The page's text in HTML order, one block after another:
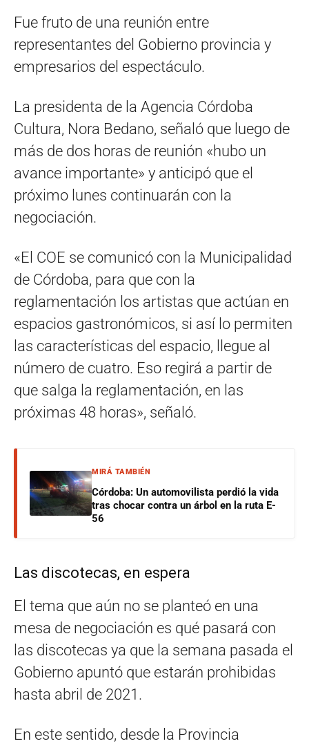
Fue fruto de una reunión entre
representantes del Gobierno provincia y
empresarios del espectáculo.
La presidenta de la Agencia Córdoba
Cultura, Nora Bedano, señaló que luego de
más de dos horas de reunión «hubo un
avance importante» y anticipó que el
próximo lunes continuarán con la
negociación.
«El COE se comunicó con la Municipalidad
de Córdoba, para que con la
reglamentación los artistas que actúan en
espacios gastronómicos, si así lo permiten
las características del espacio, llegue al
número de cuatro. Eso regirá a partir de
que salga la reglamentación, en las
próximas 48 horas», señaló.
MIRÁ TAMBIÉN
Córdoba: Un automovilista perdió la vida
tras chocar contra un árbol en la ruta E-
56
Las discotecas, en espera
El tema que aún no se planteó en una
mesa de negociación es qué pasará con
las discotecas ya que la semana pasada el
Gobierno apuntó que estarán prohibidas
hasta abril de 2021.
En este sentido, desde la Provincia